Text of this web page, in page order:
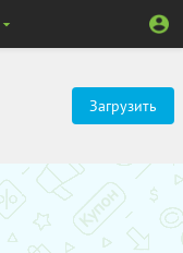
Загрузить